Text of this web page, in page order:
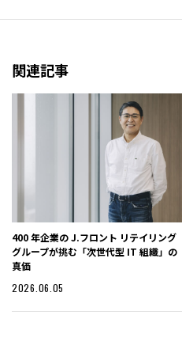
関連記事
400 年企業の J.フロント リテイリング
グループが挑む「次世代型 IT 組織」の
真価
2026.06.05